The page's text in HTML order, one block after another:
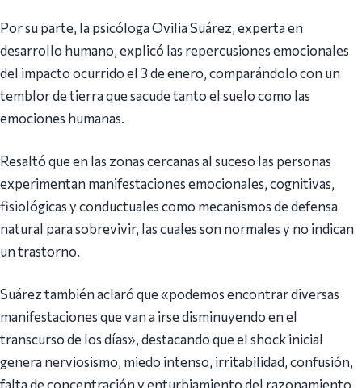
Por su parte, la psicóloga Ovilia Suárez, experta en
desarrollo humano, explicó las repercusiones emocionales
del impacto ocurrido el 3 de enero, comparándolo con un
temblor de tierra que sacude tanto el suelo como las
emociones humanas.
Resaltó que en las zonas cercanas al suceso las personas
experimentan manifestaciones emocionales, cognitivas,
fisiológicas y conductuales como mecanismos de defensa
natural para sobrevivir, las cuales son normales y no indican
un trastorno.
Suárez también aclaró que «podemos encontrar diversas
manifestaciones que van a irse disminuyendo en el
transcurso de los días», destacando que el shock inicial
genera nerviosismo, miedo intenso, irritabilidad, confusión,
falta de concentración y enturbiamiento del razonamiento